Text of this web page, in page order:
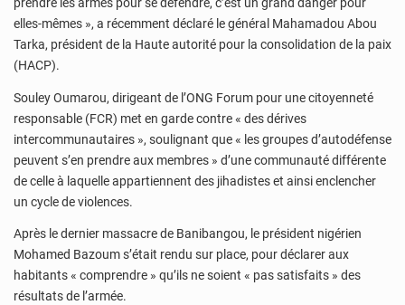
elles-mêmes », a récemment déclaré le général Mahamadou Abou
Tarka, président de la Haute autorité pour la consolidation de la paix
(HACP).
Souley Oumarou, dirigeant de l’ONG Forum pour une citoyenneté
responsable (FCR) met en garde contre « des dérives
intercommunautaires », soulignant que « les groupes d’autodéfense
peuvent s’en prendre aux membres » d’une communauté différente
de celle à laquelle appartiennent des jihadistes et ainsi enclencher
un cycle de violences.
Après le dernier massacre de Banibangou, le président nigérien
Mohamed Bazoum s’était rendu sur place, pour déclarer aux
habitants « comprendre » qu’ils ne soient « pas satisfaits » des
résultats de l’armée.